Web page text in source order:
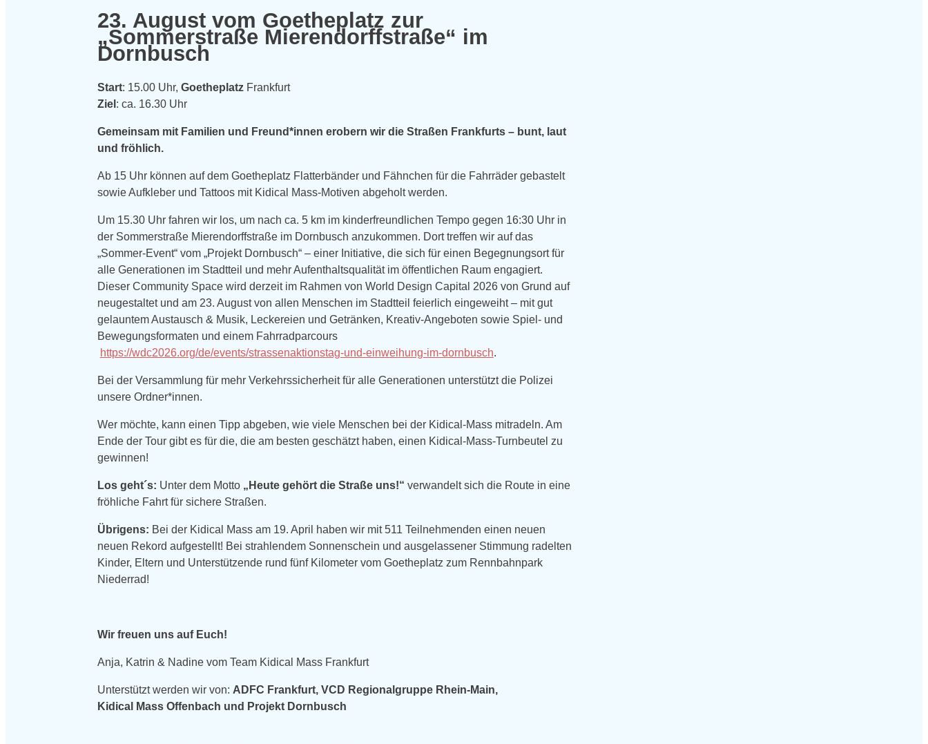
23. August vom Goetheplatz zur
„Sommerstraße Mierendorffstraße“ im
Dornbusch
Start: 15.00 Uhr, GoetheplatzFrankfurt
Ziel : ca. 16.30 Uhr
Gemeinsam mit Familien und Freund*innen erobern wir die Straßen Frankfurts – bunt, laut
und fröhlich.
Ab 15 Uhr können auf dem Goetheplatz Flatterbänder und Fähnchen für die Fahrräder gebastelt
sowie Aufkleber und Tattoos mit Kidical Mass-Motiven abgeholt werden.
Um 15.30 Uhr fahren wir los, um nach ca. 5 km im kinderfreundlichen Tempo gegen 16:30 Uhr in
der Sommerstraße Mierendorffstraße im Dornbusch anzukommen. Dort treffen wir auf das
„Sommer-Event“ vom „Projekt Dornbusch“ – einer Initiative, die sich für einen Begegnungsort für
alle Generationen im Stadtteil und mehr Aufenthaltsqualität im öffentlichen Raum engagiert.
Dieser Community Space wird derzeit im Rahmen von World Design Capital 2026 von Grund auf
neugestaltet und am 23. August von allen Menschen im Stadtteil feierlich eingeweiht – mit gut
gelauntem Austausch & Musik, Leckereien und Getränken, Kreativ-Angeboten sowie Spiel- und
Bewegungsformaten und einem Fahrradparcours
https://wdc2026.org/de/events/strassenaktionstag-und-einweihung-im-dornbusch.
Bei der Versammlung für mehr Verkehrssicherheit für alle Generationen unterstützt die Polizei
unsere Ordner*innen.
Wer möchte, kann einen Tipp abgeben, wie viele Menschen bei der Kidical-Mass mitradeln. Am
Ende der Tour gibt es für die, die am besten geschätzt haben, einen Kidical-Mass-Turnbeutel zu
gewinnen!
Los geht´s: Unter dem Motto „Heute gehört die Straße uns!“ verwandelt sich die Route in eine
fröhliche Fahrt für sichere Straßen.
Übrigens: Bei der Kidical Mass am 19. April haben wir mit 511 Teilnehmenden einen neuen
neuen Rekord aufgestellt! Bei strahlendem Sonnenschein und ausgelassener Stimmung radelten
Kinder, Eltern und Unterstützende rund fünf Kilometer vom Goetheplatz zum Rennbahnpark
Niederrad!
Wir freuen uns auf Euch!
Anja, Katrin & Nadine vom Team Kidical Mass Frankfurt
Unterstützt werden wir von: ADFC Frankfurt, VCD Regionalgruppe Rhein-Main,
Kidical
MassOffenbach und Projekt Dornbusch